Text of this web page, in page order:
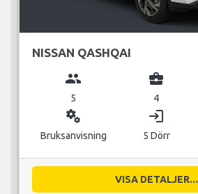
NISSAN QASHQAI
group
5
business_center
4
miscellaneous_services
Bruksanvisning
login
5 Dörr
VISA DETALJER...